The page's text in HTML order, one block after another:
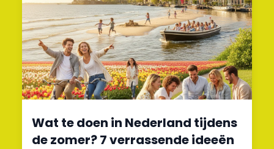
Wat te doen in Nederland tijdens
de zomer? 7 verrassende ideeën